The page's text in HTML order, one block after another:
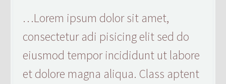
…Lorem ipsum dolor sit amet,
consectetur adi pisicing elit sed do
eiusmod tempor incididunt ut labore
et dolore magna aliqua. Class aptent